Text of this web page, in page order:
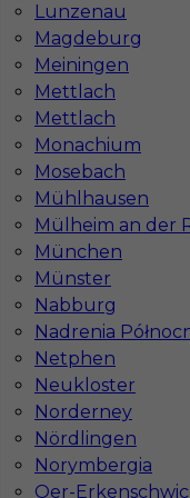
Lunzenau
Magdeburg
Meiningen
Mettlach
Mettlach
Monachium
Mosebach
Mühlhausen
Mülheim an der
München
Münster
Nabburg
Nadrenia
Netphen
Neukloster
Norderney
Nördlingen
Norymbergia
Oer-
InServ © 2014 –